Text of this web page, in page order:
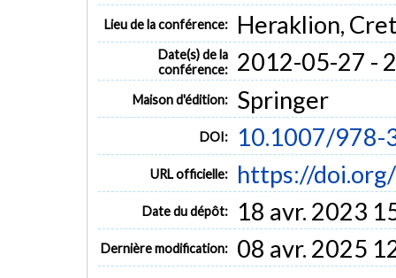
Lieu de la conférence: Heraklion,
Date(s) de la
conférence:
2012-05-27 -
Maison d'édition: Springer
DOI: 10.1007/978-
URL officielle: https://
Date du dépôt: 18 avr. 2023
Dernière modification: 08 avr. 2025